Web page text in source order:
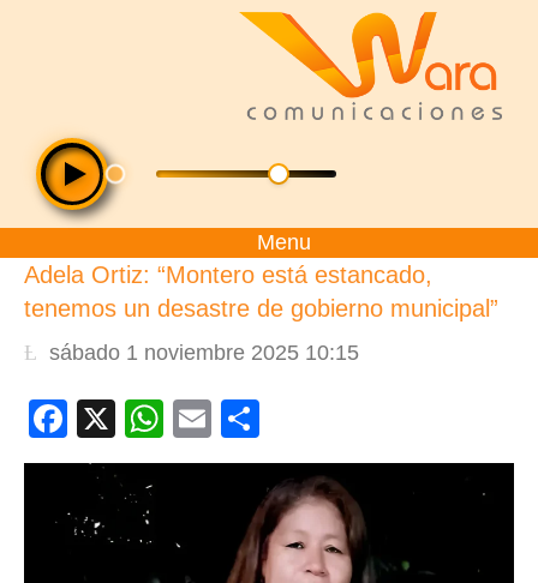
Menu
Adela Ortiz: “Montero está estancado,
tenemos un desastre de gobierno municipal”
sábado 1 noviembre 2025 10:15
Facebook
X WhatsApp
Email